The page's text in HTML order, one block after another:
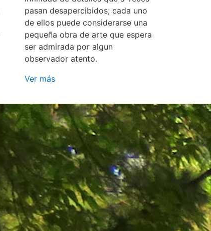
pasan desapercibidos; cada uno
de ellos puede considerarse una
pequeña obra de arte que espera
ser admirada por algun
observador atento.
Ver más